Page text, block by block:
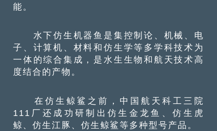
能。
水下仿生机器鱼是集控制论、机械、电
子、计算机、材料和仿生学等多学科技术为
一体的综合集成，是水生生物和航天技术高
度结合的产物。
在仿生鲸鲨之前，中国航天科工三院
111厂还成功研制出仿生金龙鱼、仿生虎
鲸、仿生江豚、仿生鲸鲨等多种型号产品。